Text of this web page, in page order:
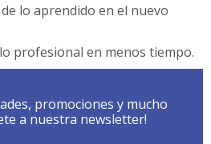
lo aprendido en el nuevo
profesional en menos tiempo.
promociones y mucho
a nuestra newsletter!